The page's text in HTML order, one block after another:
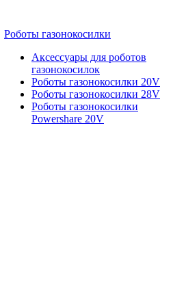
Роботы газонокосилки
Аксессуары для роботов
газонокосилок
Роботы газонокосилки 20V
Роботы газонокосилки 28V
Роботы газонокосилки
Powershare 20V